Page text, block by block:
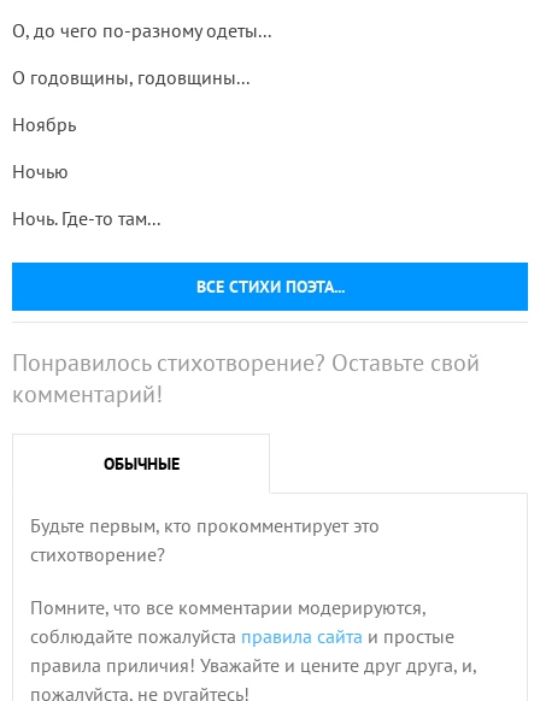
ВСЕ СТИХИ ПОЭТА...
О, до чего по-разному одеты...
О годовщины, годовщины...
Ноябрь
Ночью
Ночь. Где-то там...
Понравилось стихотворение? Оставьте свой
комментарий!
ОБЫЧНЫЕ
Будьте первым, кто прокомментирует это
стихотворение?
Помните, что все комментарии модерируются,
соблюдайте пожалуйста правила сайта и простые
правила приличия! Уважайте и цените друг друга, и,
пожалуйста, не ругайтесь!